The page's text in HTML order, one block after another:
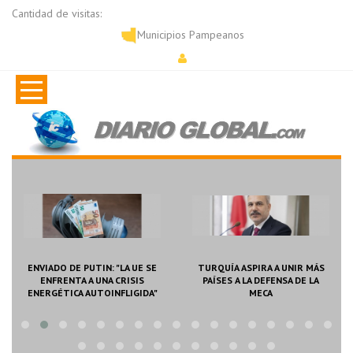
Cantidad de visitas:
Municipios Pampeanos
TURQUÍA ASPIRA A UNIR MÁS
PAÍSES A LA DEFENSA DE LA
MECA
SE REGISTRAN ATAQUES CON
EXPLOSIVOS EN COLOMBIA
DURANTE EL PRIMER DÍA DE